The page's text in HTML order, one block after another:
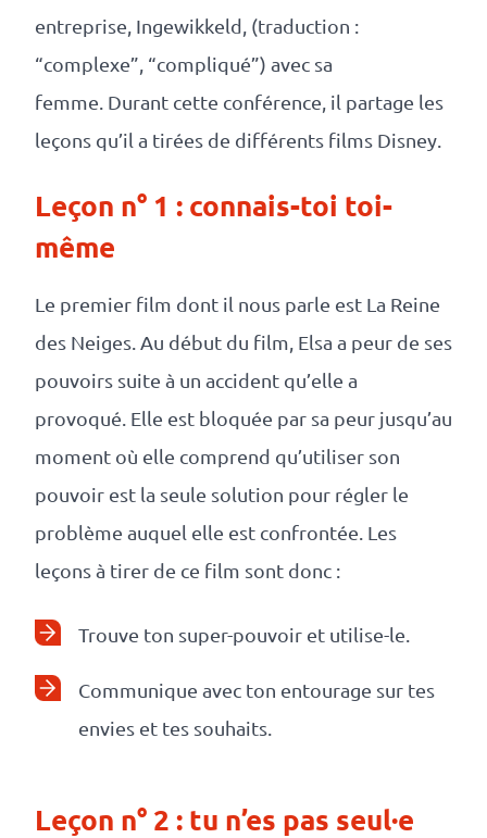
entreprise, Ingewikkeld, (traduction :
“complexe”, “compliqué”) avec sa
femme. Durant cette conférence, il partage les
leçons qu’il a tirées de différents films Disney.
Leçon n° 1 : connais-toi toi-
même
Le premier film dont il nous parle est La Reine
des Neiges. Au début du film, Elsa a peur de ses
pouvoirs suite à un accident qu’elle a
provoqué. Elle est bloquée par sa peur jusqu’au
moment où elle comprend qu’utiliser son
pouvoir est la seule solution pour régler le
problème auquel elle est confrontée. Les
leçons à tirer de ce film sont donc :
Trouve ton super-pouvoir et utilise-le.
Communique avec ton entourage sur tes
envies et tes souhaits.
Leçon n° 2 : tu n’es pas seul·e